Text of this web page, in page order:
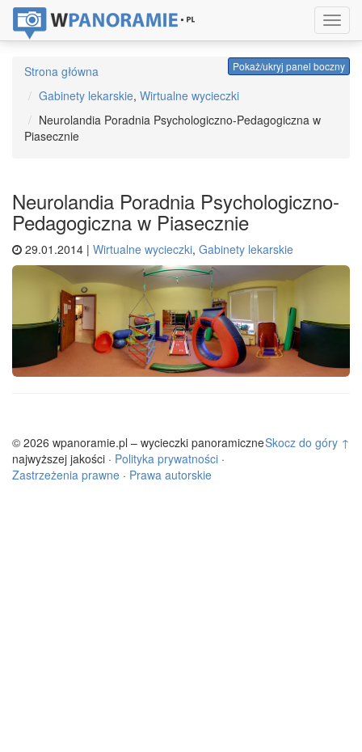
Pokaż/ukryj panel boczny
Strona główna
Gabinety lekarskie, Wirtualne wycieczki
Neurolandia Poradnia Psychologiczno-Pedagogiczna w
Piasecznie
Neurolandia Poradnia Psychologiczno-
Pedagogiczna w Piasecznie
29.01.2014 | Wirtualne wycieczki, Gabinety lekarskie
Skocz do góry ↑
© 2026 wpanoramie.pl – wycieczki panoramiczne
najwyższej jakości · Polityka prywatności ·
Zastrzeżenia prawne · Prawa autorskie